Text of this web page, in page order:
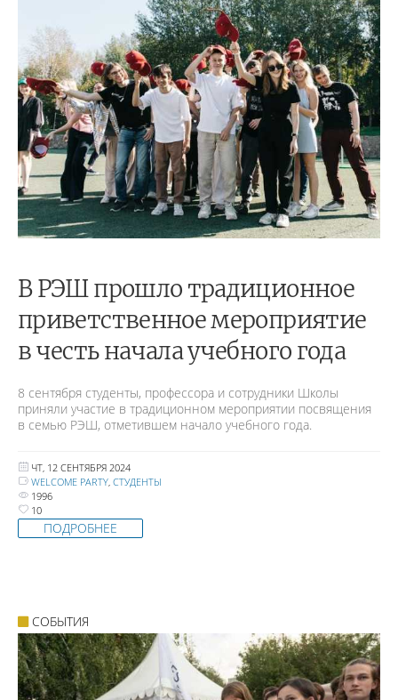
В РЭШ прошло традиционное
приветственное мероприятие
в честь начала учебного года
8 сентября студенты, профессора и сотрудники Школы
приняли участие в традиционном мероприятии посвящения
в семью РЭШ, отметившем начало учебного года.
ЧТ, 12 СЕНТЯБРЯ 2024
WELCOME PARTY СТУДЕНТЫ
1996
10
ПОДРОБНЕЕ
СОБЫТИЯ